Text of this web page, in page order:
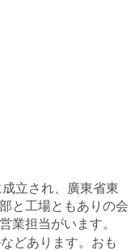
立され、廣東省東
と工場ともありの会
業担当がいます。
どあります。 おも